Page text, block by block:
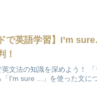
で英語学習】I’m
！
文法の知識を深めよう！
「I'm sure ...」を使った文に